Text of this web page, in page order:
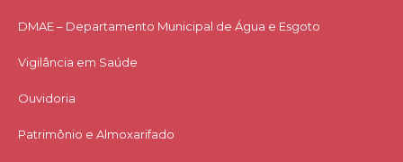
DMAE – Departamento Municipal de Água e Esgoto
Vigilância em Saúde
Ouvidoria
Patrimônio e Almoxarifado